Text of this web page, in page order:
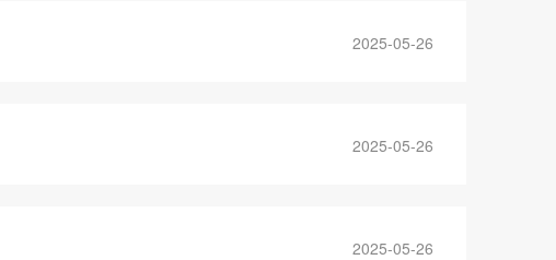
2025-05-26
2025-05-26
2025-05-26